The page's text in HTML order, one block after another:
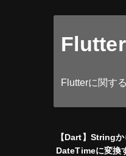
Flutterに関す
【Dart】String
DateTimeに変換